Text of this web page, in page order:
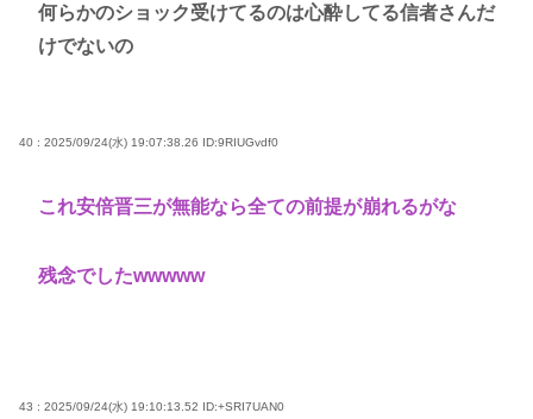
何らかのショック受けてるのは心酔してる信者さんだ
けでないの
40 : 2025/09/24(水) 19:07:38.26 ID:9RIUGvdf0
これ安倍晋三が無能なら全ての前提が崩れるがな
残念でしたwwwww
43 : 2025/09/24(水) 19:10:13.52 ID:+SRI7UAN0